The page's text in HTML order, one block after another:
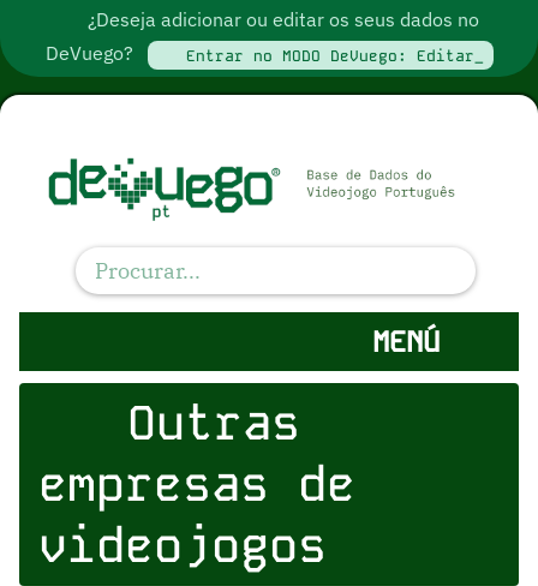
¿Deseja adicionar ou editar os seus dados no
DeVuego?
Entrar no MODO DeVuego: Editar_
MENÚ
Outras
empresas de
videojogos